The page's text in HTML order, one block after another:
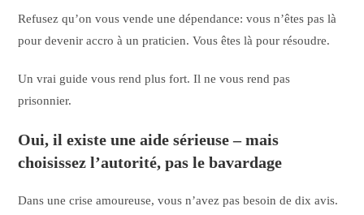
Refusez qu’on vous vende une dépendance: vous n’êtes pas là
pour devenir accro à un praticien. Vous êtes là pour résoudre.
Un vrai guide vous rend plus fort. Il ne vous rend pas
prisonnier.
Oui, il existe une aide sérieuse – mais
choisissez l’autorité, pas le bavardage
Dans une crise amoureuse, vous n’avez pas besoin de dix avis.